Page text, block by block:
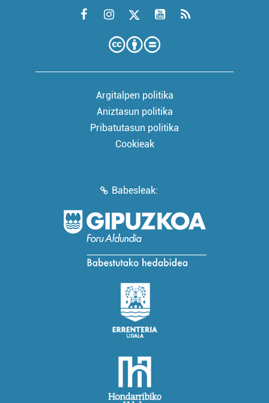
Argitalpen politika
Aniztasun politika
Pribatutasun politika
Cookieak
Babesleak: